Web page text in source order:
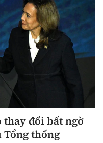
thay đổi bất ngờ
thống